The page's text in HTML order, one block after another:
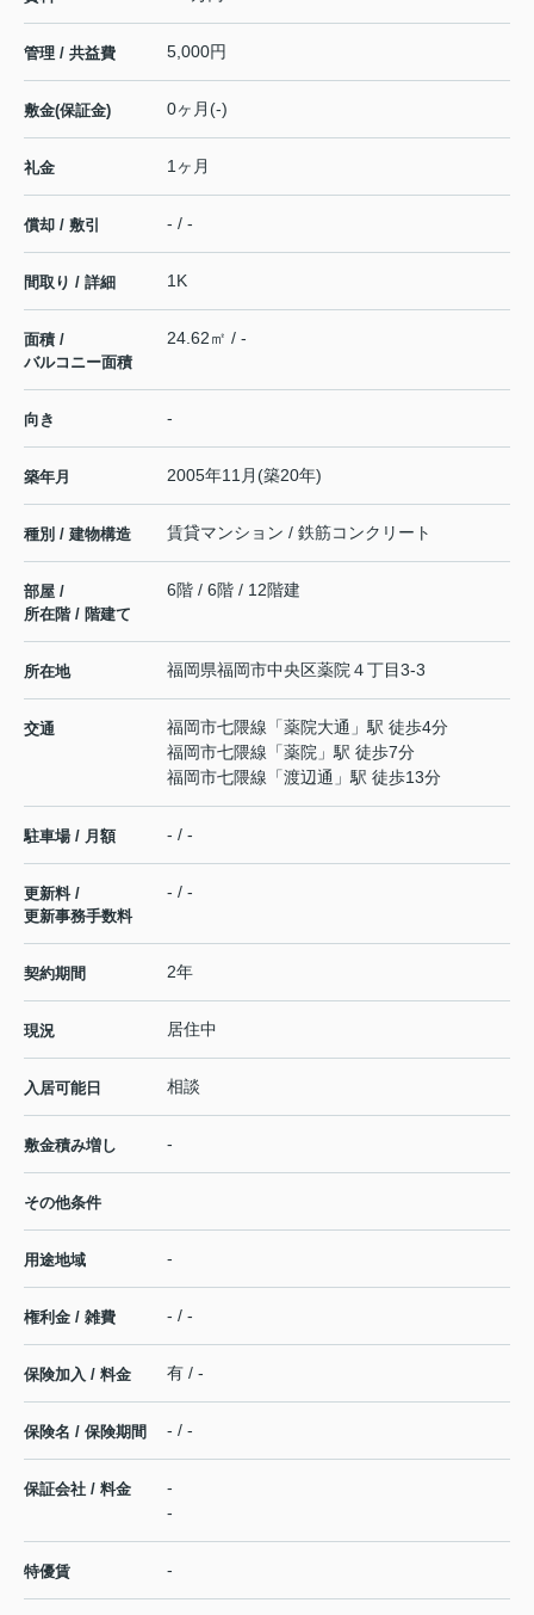
管理 / 共益費 5,000円
敷金(保証金) 0ヶ月(-)
礼金 1ヶ月
償却 / 敷引 - / -
間取り / 詳細 1K
面積 /
バルコニー面積
24.62㎡ / -
向き -
築年月 2005年11月(築20年)
種別 / 建物構造 賃貸マンション / 鉄筋コンクリート
部屋 /
所在階 / 階建て
6階 / 6階 / 12階建
所在地 福岡県福岡市中央区薬院 ４丁目3-3
交通 福岡市七隈線 「薬院大通 」駅 徒歩4分
福岡市七隈線 「薬院 」駅 徒歩7分
福岡市七隈線 「渡辺通 」駅 徒歩13分
駐車場 / 月額 - / -
更新料 /
更新事務手数料
- / -
契約期間 2年
現況 居住中
入居可能日 相談
敷金積み増し -
その他条件
用途地域 -
権利金 / 雑費 - / -
保険加入 / 料金 有 / -
保険名 / 保険期間 - / -
保証会社 / 料金
-
-
特優賃 -